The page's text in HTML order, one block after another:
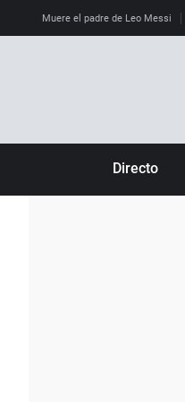
Muere el padre de Leo Messi
Directo